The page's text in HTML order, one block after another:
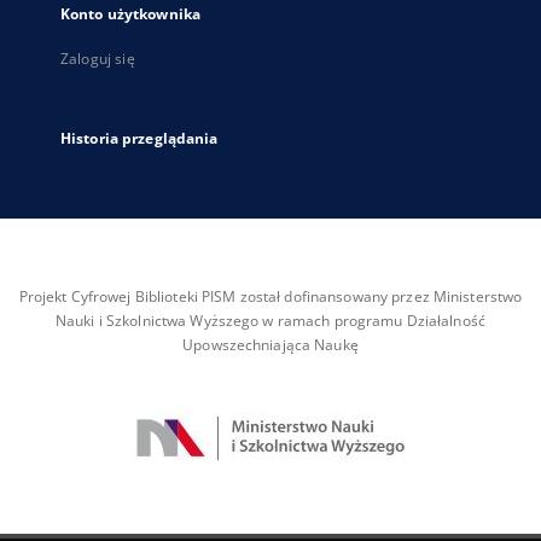
Konto użytkownika
Zaloguj się
Historia przeglądania
Projekt Cyfrowej Biblioteki PISM został dofinansowany przez Ministerstwo
Nauki i Szkolnictwa Wyższego w ramach programu Działalność
Upowszechniająca Naukę